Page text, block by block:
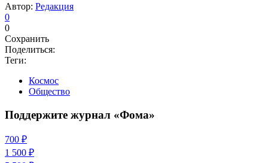
Автор: Редакция
0
0
Сохранить
Поделиться:
Теги:
Космос
Общество
Поддержите журнал «Фома»
700 ₽
1 500 ₽